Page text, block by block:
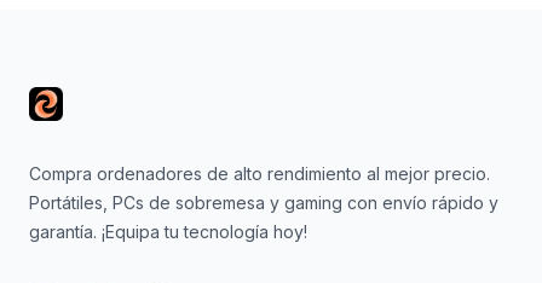
Compra ordenadores de alto rendimiento al mejor precio.
Portátiles, PCs de sobremesa y gaming con envío rápido y
garantía. ¡Equipa tu tecnología hoy!